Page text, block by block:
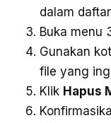
dalam
Buka menu
Gunakan
file yang
Klik Hapus